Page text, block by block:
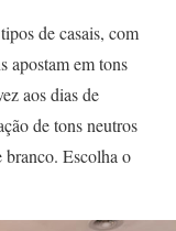
de casais, com
apostam em tons
aos dias de
de tons neutros
branco. Escolha o